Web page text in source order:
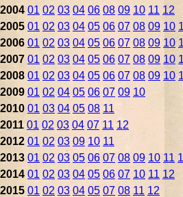
2004 01 02 03 04 06 08 09 10 11 12
2005 01 02 03 04 05 06 07 08 09 10
2006 01 02 03 04 05 06 07 08 09 10
2007 01 02 03 04 05 06 07 08 09 10
2008 01 02 03 04 05 06 07 08 09 10
2009 01 02 04 05 06 07 09 10
2010 01 03 04 05 08 11
2011 01 02 03 04 07 11 12
2012 01 02 03 09 10 11
2013 01 02 03 05 06 07 08 09 10 11
2014 01 02 03 04 05 06 07 10 11 12
2015 01 02 03 04 05 07 08 11 12